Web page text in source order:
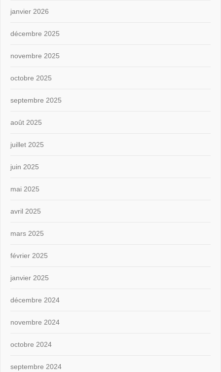
janvier 2026
décembre 2025
novembre 2025
octobre 2025
septembre 2025
août 2025
juillet 2025
juin 2025
mai 2025
avril 2025
mars 2025
février 2025
janvier 2025
décembre 2024
novembre 2024
octobre 2024
septembre 2024